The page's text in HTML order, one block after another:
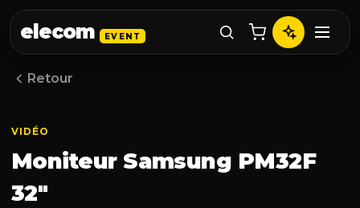
elecom EVENT
Retour
VIDÉO
Moniteur Samsung PM32F
32″